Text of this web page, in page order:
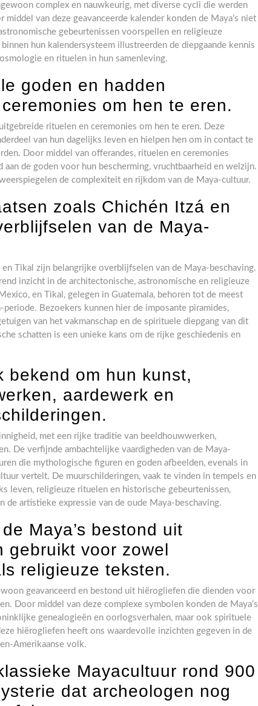
complex en nauwkeurig, met diverse cycli die werden
van deze geavanceerde kalender konden de Maya’s niet
gebeurtenissen voorspellen en religieuze
hun kalendersysteem illustreerden de diepgaande kennis
en rituelen in hun samenleving.
goden en hadden
om hen te eren.
rituelen en ceremonies om hen te eren. Deze
van hun dagelijks leven en hielpen hen om in contact te
Door middel van offerandes, rituelen en ceremonies
aan de goden voor hun bescherming, vruchtbaarheid en welzijn.
de complexiteit en rijkdom van de Maya-cultuur.
zoals Chichén Itzá en
van de Maya-
Tikal zijn belangrijke overblijfselen van de Maya-beschaving.
inzicht in de architectonische, astronomische en religieuze
en Tikal, gelegen in Guatemala, behoren tot de meest
Bezoekers kunnen hier de imposante piramides,
van het vakmanschap en de spirituele diepgang van dit
schatten is een unieke kans om de rijke geschiedenis en
bekend om hun kunst,
aardewerk en
met een rijke traditie van beeldhouwwerken,
De verfijnde ambachtelijke vaardigheden van de Maya-
die mythologische figuren en goden afbeelden, evenals in
vertelt. De muurschilderingen, vaak te vinden in tempels en
leven, religieuze rituelen en historische gebeurtenissen,
artistieke expressie van de oude Maya-beschaving.
Maya’s bestond uit
gebruikt voor zowel
religieuze teksten.
geavanceerd en bestond uit hiërogliefen die dienden voor
Door middel van deze complexe symbolen konden de Maya’s
genealogieën en oorlogsverhalen, maar ook spirituele
hiërogliefen heeft ons waardevolle inzichten gegeven in de
Amerikaanse volk.
Mayacultuur rond 900
dat archeologen nog